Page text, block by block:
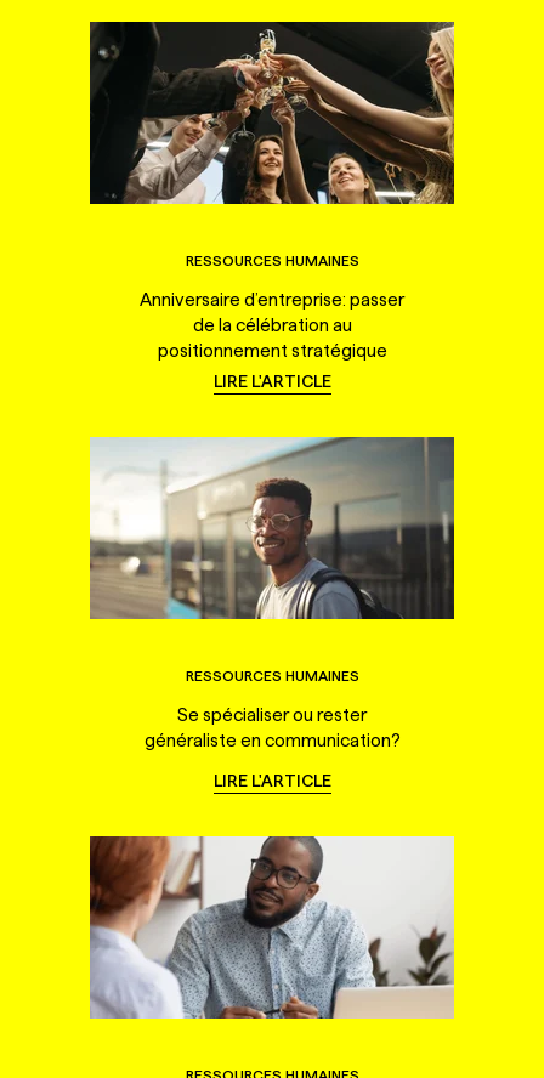
RESSOURCES HUMAINES
Anniversaire d’entreprise: passer
de la célébration au
positionnement stratégique
LIRE L'ARTICLE
RESSOURCES HUMAINES
Se spécialiser ou rester
généraliste en communication?
LIRE L'ARTICLE